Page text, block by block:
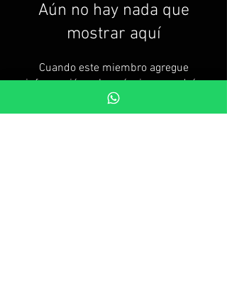
Aún no hay nada que
mostrar aquí
Cuando este miembro agregue
información sobre sí mismo, podrás
verla aquí.